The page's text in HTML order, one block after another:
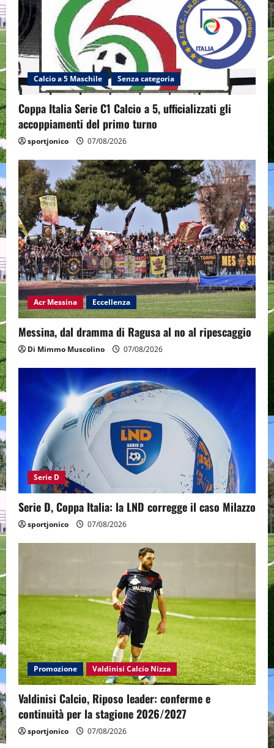
Calcio a 5 Maschile Senza categoria
Coppa Italia Serie C1 Calcio a 5, ufficializzati gli
accoppiamenti del primo turno
sportjonico 07/08/2026
Acr Messina Eccellenza
Messina, dal dramma di Ragusa al no al ripescaggio
Di Mimmo Muscolino 07/08/2026
Serie D
Serie D, Coppa Italia: la LND corregge il caso Milazzo
sportjonico 07/08/2026
Promozione Valdinisi Calcio Nizza
Valdinisi Calcio, Riposo leader: conferme e
continuità per la stagione 2026/2027
sportjonico 07/08/2026